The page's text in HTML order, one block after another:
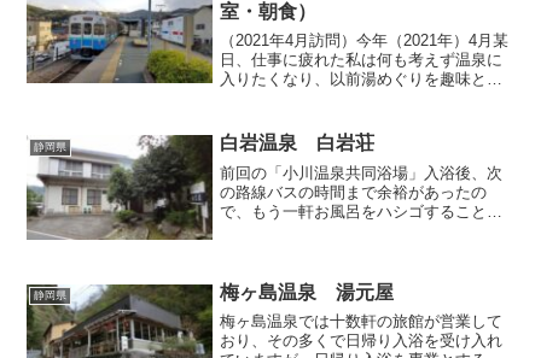
室・朝食）
（2021年4月訪問）今年（2021年）4月某
日、仕事に疲れた私は何も考えず温泉に
入りたくなり、以前湯めぐりを趣味とす
は伊豆急行の南伊東駅で下車します。東
急東横線のお下...
静岡県 白岩温泉 白岩荘
前回の「小川温泉共同浴場」入浴後、次
の路線バスの時間まで余裕があったの
で、もう一軒お風呂をハシゴすることに
きたので、茫然としながらあ...
静岡県 梅ヶ島温泉 湯元屋
梅ヶ島温泉では十数軒の旅館が営業して
おり、その多くで日帰り入浴を受け入れ